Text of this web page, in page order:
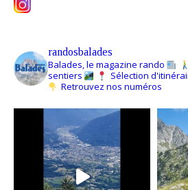
randosbalades
Balades, le magazine rando
sentiers
Sélection
Retrouvez nos numéros